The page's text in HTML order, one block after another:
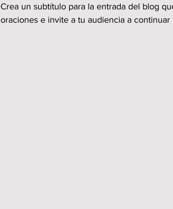
Crea un subtítulo para la entrada del blog
oraciones e invite a tu audiencia a continuar